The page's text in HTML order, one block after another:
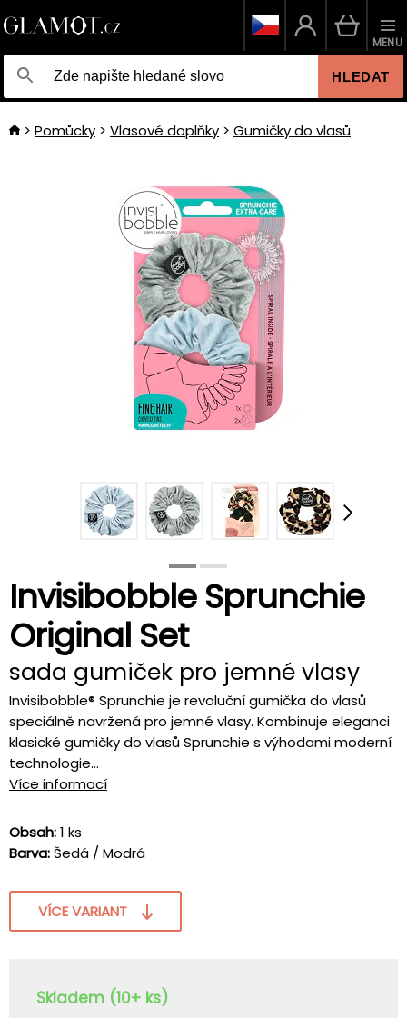
HLEDAT
MENU
Pomůcky Vlasové doplňky Gumičky do vlasů
Invisibobble Sprunchie
Original Set
sada gumiček pro jemné vlasy
Invisibobble® Sprunchie je revoluční gumička do vlasů
speciálně navržená pro jemné vlasy. Kombinuje eleganci
klasické gumičky do vlasů Sprunchie s výhodami moderní
technologie...
Více informací
Obsah:1 ks
Barva:Šedá / Modrá
VÍCE VARIANT
Skladem (10+ ks)